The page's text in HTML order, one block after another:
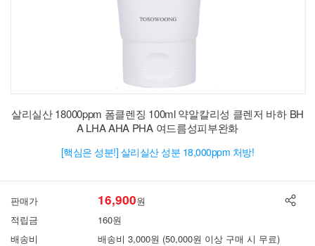
살리실산 18000ppm 폼클렌징 100ml 약알칼리성 클렌저 바하 BH
A LHA AHA PHA 여드름성피부완화
[핵심은 성분!] 살리실산 성분 18,000ppm 처방!
판매가 16,900원
적립금
160원
배송비
배송비 3,000원 (50,000원 이상 구매 시 무료)